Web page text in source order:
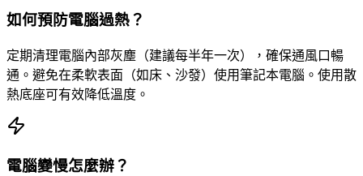
如何預防電腦過熱？
定期清理電腦內部灰塵（建議每半年一次），確保通風口暢
通。避免在柔軟表面（如床、沙發）使用筆記本電腦。使用散
熱底座可有效降低溫度。
電腦變慢怎麼辦？